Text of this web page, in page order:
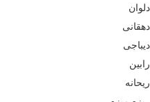
دلوان
دهقانی
دیباجی
رابین
ریحانه